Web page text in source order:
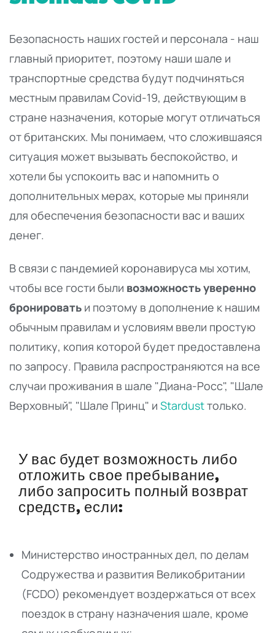
Безопасность наших гостей и персонала - наш
главный приоритет, поэтому наши шале и
транспортные средства будут подчиняться
местным правилам Covid-19, действующим в
стране назначения, которые могут отличаться
от британских. Мы понимаем, что сложившаяся
ситуация может вызывать беспокойство, и
хотели бы успокоить вас и напомнить о
дополнительных мерах, которые мы приняли
для обеспечения безопасности вас и ваших
денег.
В связи с пандемией коронавируса мы хотим,
чтобы все гости были возможность уверенно
бронировать и поэтому в дополнение к нашим
обычным правилам и условиям ввели простую
политику, копия которой будет предоставлена
по запросу. Правила распространяются на все
случаи проживания в шале "Диана-Росс", "Шале
Верховный", "Шале Принц" и Stardustтолько.
У вас будет возможность либо
отложить свое пребывание,
либо запросить полный возврат
средств, если:
Министерство иностранных дел, по делам
Содружества и развития Великобритании
(FCDO) рекомендует воздержаться от всех
поездок в страну назначения шале, кроме